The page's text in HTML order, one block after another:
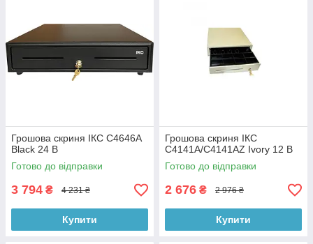
Грошова скриня ІКС C4646A
Black 24 В
Готово до відправки
3 794 ₴ 4 231 ₴
Купити
Грошова скриня ІКС
C4141A/C4141AZ Ivory 12 В
Готово до відправки
2 676 ₴ 2 976 ₴
Купити